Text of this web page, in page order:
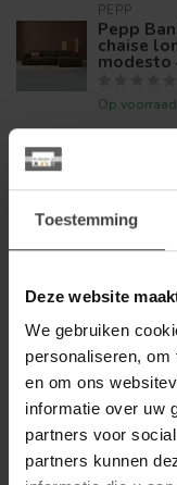
Toestemming
Deze website
We gebruiken
personaliseren,
en om ons
informatie over uw
partners voor
partners kunnen
PEPP
Pepp
chaise
modesto
Op voorraad
zits +
355
PEPP
Pepp
chaise
484
Op voorraad